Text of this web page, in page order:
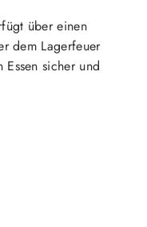
über einen
dem Lagerfeuer
sicher und